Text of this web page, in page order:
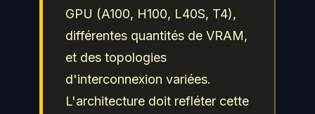
GPU (A100, H100, L40S, T4),
différentes quantités de VRAM,
et des topologies
d'interconnexion variées.
L'architecture doit refléter cette